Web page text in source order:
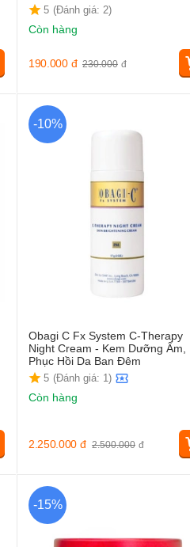
5 (Đánh giá: 2)
Còn hàng
230.000 đ
190.000 đ
-10%
Obagi C Fx System C-Therapy
Night Cream - Kem Dưỡng Ẩm,
Phục Hồi Da Ban Đêm
5 (Đánh giá: 1)
Còn hàng
2.500.000 đ
2.250.000 đ
-15%